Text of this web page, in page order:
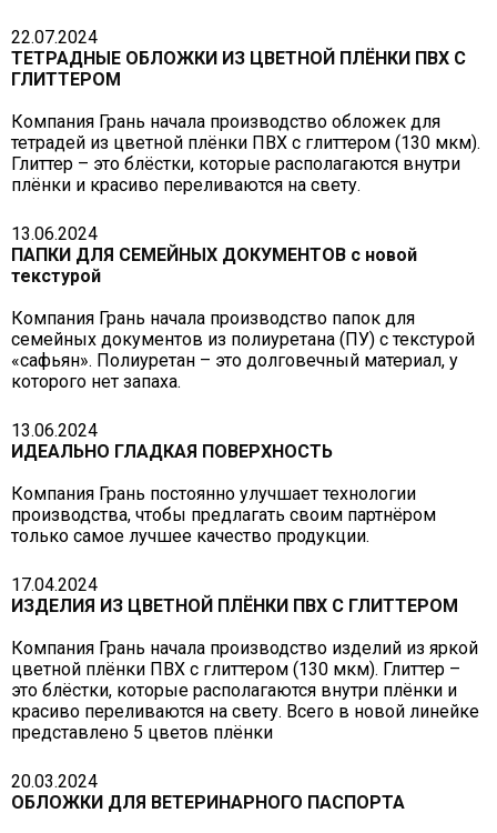
22.07.2024
ТЕТРАДНЫЕ ОБЛОЖКИ ИЗ ЦВЕТНОЙ ПЛЁНКИ ПВХ С
ГЛИТТЕРОМ
Компания Грань начала производство обложек для
тетрадей из цветной плёнки ПВХ с глиттером (130 мкм).
Глиттер – это блёстки, которые располагаются внутри
плёнки и красиво переливаются на свету.
13.06.2024
ПАПКИ ДЛЯ СЕМЕЙНЫХ ДОКУМЕНТОВ с новой
текстурой
Компания Грань начала производство папок для
семейных документов из полиуретана (ПУ) с текстурой
«сафьян». Полиуретан – это долговечный материал, у
которого нет запаха.
13.06.2024
ИДЕАЛЬНО ГЛАДКАЯ ПОВЕРХНОСТЬ
Компания Грань постоянно улучшает технологии
производства, чтобы предлагать своим партнёром
только самое лучшее качество продукции.
17.04.2024
ИЗДЕЛИЯ ИЗ ЦВЕТНОЙ ПЛЁНКИ ПВХ С ГЛИТТЕРОМ
Компания Грань начала производство изделий из яркой
цветной плёнки ПВХ с глиттером (130 мкм). Глиттер –
это блёстки, которые располагаются внутри плёнки и
красиво переливаются на свету. Всего в новой линейке
представлено 5 цветов плёнки
20.03.2024
ОБЛОЖКИ ДЛЯ ВЕТЕРИНАРНОГО ПАСПОРТА